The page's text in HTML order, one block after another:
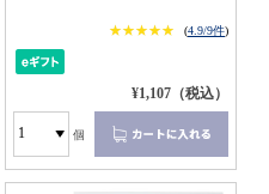
★★★★★
★★★★★ (4.9/9件)
¥1,107（税込）
個